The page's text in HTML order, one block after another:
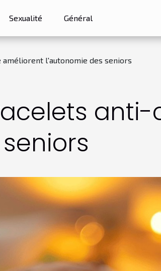
Sexualité Général
l'autonomie des seniors